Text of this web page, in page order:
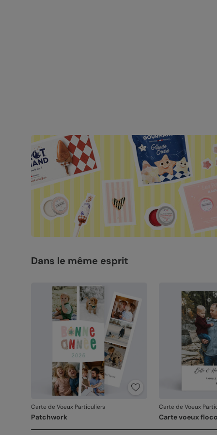
Dans le même esprit
Carte de Voeux Particuliers
Patchwork
Carte de Voeux
Carte voeux